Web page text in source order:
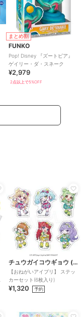
まとめ割
FUNKO
Pop! Disney 『ズートピア』
ゲイリー・ダ・スネーク
¥2,979
2点以上で5%OFF
チュウガイコウギョウ (Chugai Mining)
【おねがいアイプリ】 ステッ
カーセット(6枚入り)
¥1,320 予約